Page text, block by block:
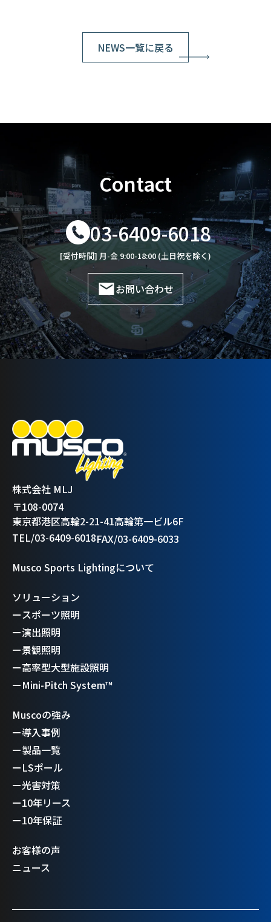
NEWS一覧に戻る
Contact
03-6409-6018
[受付時間] 月-金 9:00-18:00 (土日祝を除く)
お問い合わせ
株式会社 MLJ
〒108-0074
東京都港区高輪2-21-41高輪第一ビル6F
TEL/03-6409-6018FAX/03-6409-6033
Musco Sports Lightingについて
ソリューション
ースポーツ照明
ー演出照明
ー景観照明
ー高率型大型施設照明
ーMini-Pitch System™
Muscoの強み
ー導入事例
ー製品一覧
ーLSポール
ー光害対策
ー10年リース
ー10年保証
お客様の声
ニュース